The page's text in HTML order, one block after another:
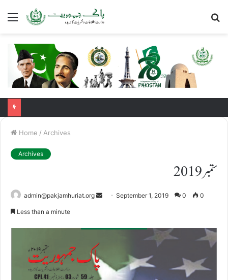
Menu
Home / Archives
Archives
ستمبر 2019
admin@pakjamhuriat.org
Send September 1, 2019 0 0
Less than a minute